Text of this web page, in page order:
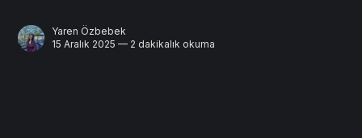
Yaren Özbebek
15 Aralık 2025 — 2 dakikalık okuma